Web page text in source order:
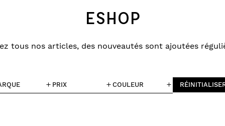
BOÎTES À TARTINES ET GOURDES
TÉTINES GRIGNOTEUSES
DÉCORATIONS
GIGOTEUSES
PANIERS DE RANGEMENTS
ESHOP
tous nos articles, des nouveautés sont ajoutées
PRIX COULEUR